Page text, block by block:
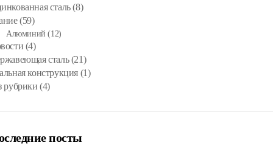
сталь(8)
(59)
Алюминий (12)
(4)
сталь(21)
конструкция (1)
рубрики (4)
посты